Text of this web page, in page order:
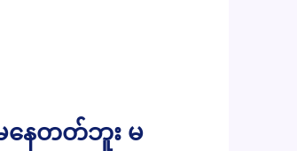
နေတတ်ဘူး မ